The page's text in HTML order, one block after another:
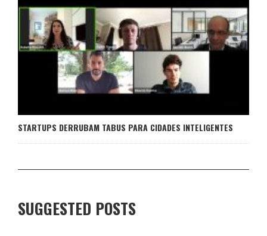
STARTUPS DERRUBAM TABUS PARA CIDADES INTELIGENTES
SUGGESTED POSTS